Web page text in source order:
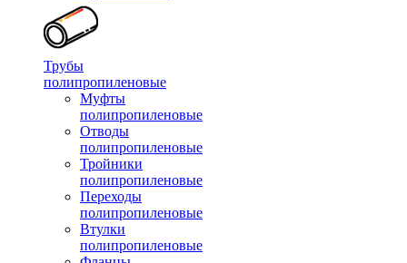
Трубы
полипропиленовые
Муфты
полипропиленовые
Отводы
полипропиленовые
Тройники
полипропиленовые
Переходы
полипропиленовые
Втулки
полипропиленовые